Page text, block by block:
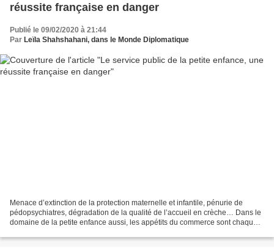
réussite française en danger
Publié le 09/02/2020 à 21:44
Par Leïla Shahshahani, dans le Monde Diplomatique
Menace d’extinction de la protection maternelle et infantile, pénurie de
pédopsychiatres, dégradation de la qualité de l’accueil en crèche… Dans le
domaine de la petite enfance aussi, les appétits du commerce sont chaque